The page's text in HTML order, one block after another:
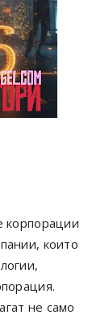
корпорации
които
не само